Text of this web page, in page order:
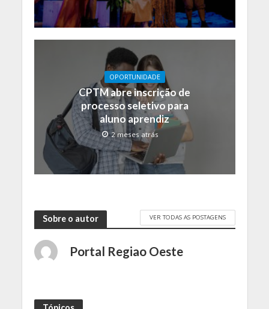
OPORTUNIDADE
CPTM abre inscrição de
processo seletivo para
aluno aprendiz
2 meses atrás
Sobre o autor VER TODAS AS POSTAGENS
Portal Regiao Oeste